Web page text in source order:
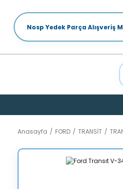
Nosp Yedek Parça Alışveriş
Anasayfa FORD TRANSİT